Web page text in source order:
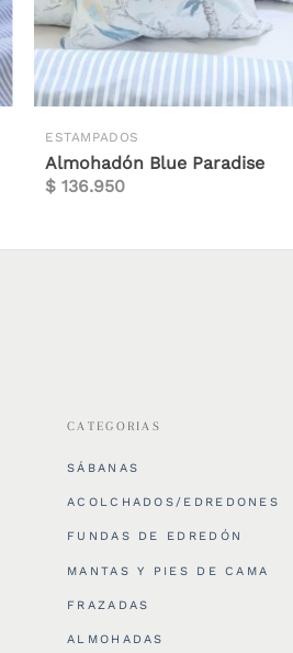
ESTAMPADOS
Almohadón Blue Paradise
$ 136.950
CATEGORIAS
SÁBANAS
ACOLCHADOS/EDREDONES
FUNDAS DE EDREDÓN
MANTAS Y PIES DE CAMA
FRAZADAS
ALMOHADAS